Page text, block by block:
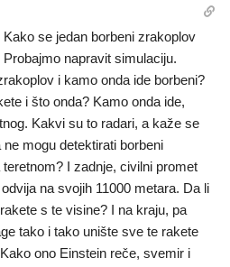
se jedan borbeni zrakoplov
napravit simulaciju.
i kamo onda ide borbeni?
i što onda? Kamo onda ide,
Kakvi su to radari, a kaže se
mogu detektirati borbeni
I zadnje, civilni promet
na svojih 11000 metara. Da li
s te visine? I na kraju, pa
tako i tako unište sve te rakete
ono Einstein reče, svemir i